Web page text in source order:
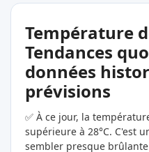
Température
Tendances
données
prévisions
✅ À ce jour, la
supérieure à 28°C. C'est
sembler presque